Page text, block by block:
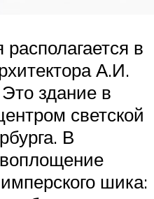
располагается в
А.И.
здание в
светской
В
шика: